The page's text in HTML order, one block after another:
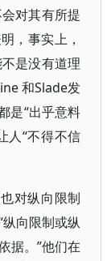
对其有所提
，事实上，
是没有道理
和Slade发
是“出乎意料
人“不得不信
对纵向限制
向限制或纵
据。”他们在